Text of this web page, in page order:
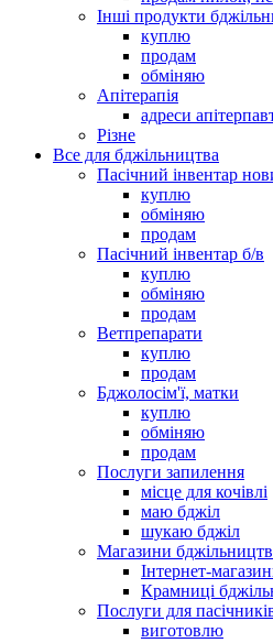
Інші продукти
куплю
продам
обміняю
Апітерапія
адреси
Різне
Все для бджільництва
Пасічний інвентар
куплю
обміняю
продам
Пасічний інвентар б/в
куплю
обміняю
продам
Ветпрепарати
куплю
продам
Бджолосім'ї, матки
куплю
обміняю
продам
Послуги запилення
місце для кочівлі
маю бджіл
шукаю бджіл
Магазини
Інтернет-
Крамниці
Послуги для
виготовлю